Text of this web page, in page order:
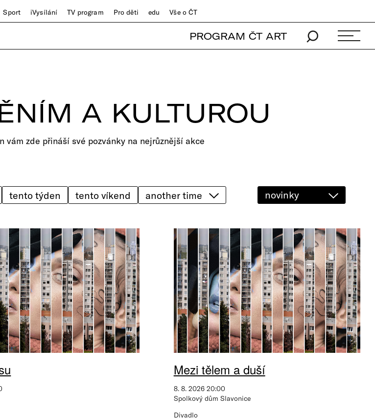
Sport iVysílání TV program Pro děti edu Vše o ČT
PROGRAM ČT ART
A KULTUROU
vám zde přináší své pozvánky na nejrůznější akce
tento týden tento víkend novinky
Mezi tělem a duší
8. 8. 2026 20:00
Spolkový dům Slavonice
Divadlo